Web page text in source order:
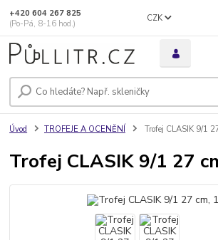
CZK
+420 604 267 825
(Po-Pá, 8-16 hod.)
Úvod TROFEJE A OCENĚNÍ Trofej CLASIK 9/1
Trofej CLASIK 9/1 27